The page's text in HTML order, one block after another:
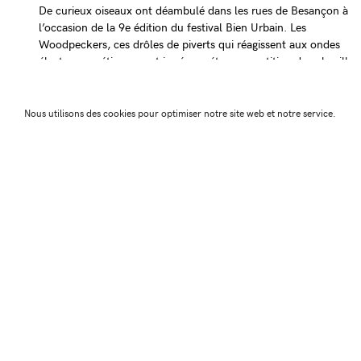
Nous utilisons des cookies pour optimiser notre site web et notre service.
De curieux oiseaux ont déambulé dans les rues de Besançon à
l’occasion de la 9e édition du festival Bien Urbain. Les
Woodpeckers, ces drôles de piverts qui réagissent aux ondes
électromagnétiques, ont joué une étrange partition dans la ville.
rythmes sonores et visuels les ondes générées par nos appareils